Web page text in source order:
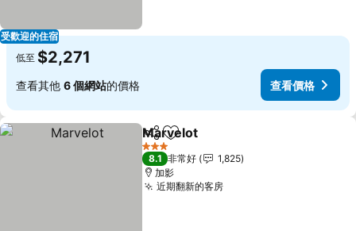
受歡迎的住宿
低至 $2,271
查看其他 6 個網站的價格 查看價格
分享 加入我的最愛
Marvelot
3 星級
8.1 非常好
1,825
加影
近期翻新的客房